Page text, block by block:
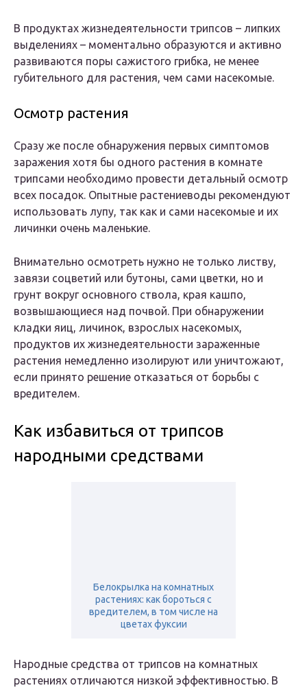
В продуктах жизнедеятельности трипсов – липких
выделениях – моментально образуются и активно
развиваются поры сажистого грибка, не менее
губительного для растения, чем сами насекомые.
Осмотр растения
Сразу же после обнаружения первых симптомов
заражения хотя бы одного растения в комнате
трипсами необходимо провести детальный осмотр
всех посадок. Опытные растениеводы рекомендуют
использовать лупу, так как и сами насекомые и их
личинки очень маленькие.
Внимательно осмотреть нужно не только листву,
завязи соцветий или бутоны, сами цветки, но и
грунт вокруг основного ствола, края кашпо,
возвышающиеся над почвой. При обнаружении
кладки яиц, личинок, взрослых насекомых,
продуктов их жизнедеятельности зараженные
растения немедленно изолируют или уничтожают,
если принято решение отказаться от борьбы с
вредителем.
Как избавиться от трипсов
народными средствами
Белокрылка на комнатных
растениях: как бороться с
вредителем, в том числе на
цветах фуксии
Народные средства от трипсов на комнатных
растениях отличаются низкой эффективностью. В